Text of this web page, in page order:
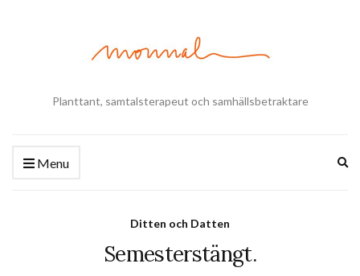
Planttant, samtalsterapeut och samhällsbetraktare
Menu
Ditten och Datten
Semesterstängt.